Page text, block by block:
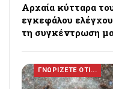
Αρχαία κύτταρα
εγκεφάλου
τη συγκέντρωση
ΓΝΩΡΙΖΕΤΕ ΟΤΙ...